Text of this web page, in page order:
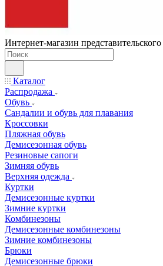
Интернет-магазин представительского
Каталог
Распродажа
Обувь
Сандалии и обувь для плавания
Кроссовки
Пляжная обувь
Демисезонная обувь
Резиновые сапоги
Зимняя обувь
Верхняя одежда
Куртки
Демисезонные куртки
Зимние куртки
Комбинезоны
Демисезонные комбинезоны
Зимние комбинезоны
Брюки
Демисезонные брюки